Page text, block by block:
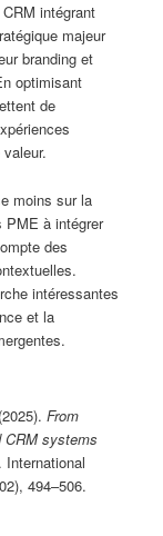
intégrant
majeur
branding et
optimisant
de
moins sur la
PME à intégrer
des
intéressantes
et la
From
CRM systems
. International
494–506.